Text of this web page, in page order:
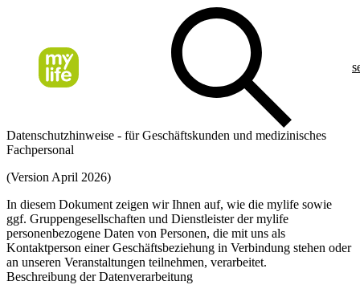
Datenschutzhinweise - für Geschäftskunden und medizinisches
Fachpersonal
(Version April 2026)
In diesem Dokument zeigen wir Ihnen auf, wie die mylife sowie
ggf. Gruppengesellschaften und Dienstleister der mylife
personenbezogene Daten von Personen, die mit uns als
Kontaktperson einer Geschäftsbeziehung in Verbindung stehen oder
an unseren Veranstaltungen teilnehmen, verarbeitet.
Beschreibung der Datenverarbeitung